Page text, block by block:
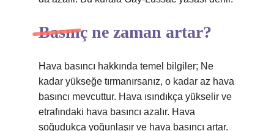
Basınç ne zaman artar?
Hava basıncı hakkında temel bilgiler; Ne
kadar yükseğe tırmanırsanız, o kadar az hava
basıncı mevcuttur. Hava ısındıkça yükselir ve
etrafındaki hava basıncı azalır. Hava
soğudukça yoğunlaşır ve hava basıncı artar.